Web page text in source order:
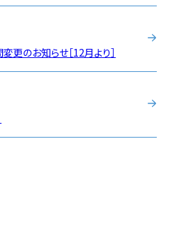
更のお知らせ［12月より］